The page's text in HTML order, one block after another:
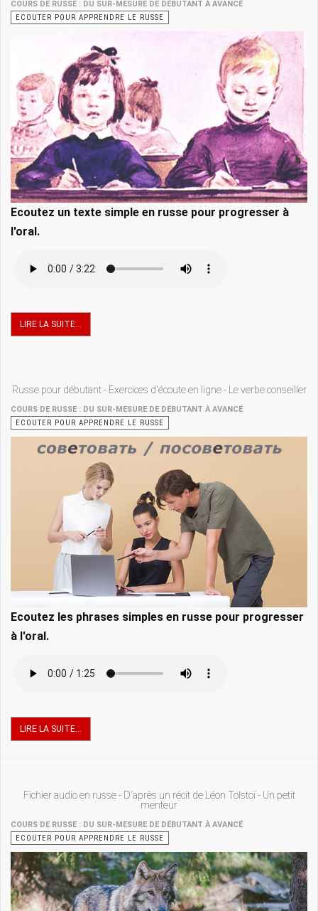
COURS DE RUSSE : DU SUR-MESURE DE DÉBUTANT À AVANCÉ
ECOUTER POUR APPRENDRE LE RUSSE
Ecoutez un texte simple en russe pour progresser à
l'oral.
LIRE LA SUITE...
Russe pour débutant - Exercices d'écoute en ligne - Le verbe conseiller
COURS DE RUSSE : DU SUR-MESURE DE DÉBUTANT À AVANCÉ
ECOUTER POUR APPRENDRE LE RUSSE
Ecoutez les phrases simples en russe pour progresser
à l'oral.
LIRE LA SUITE...
Fichier audio en russe - D'après un récit de Léon Tolstoï - Un petit
menteur
COURS DE RUSSE : DU SUR-MESURE DE DÉBUTANT À AVANCÉ
ECOUTER POUR APPRENDRE LE RUSSE